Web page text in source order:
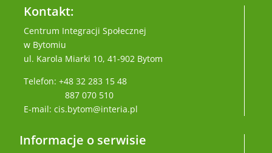
Kontakt:
Centrum Integracji Społecznej
w Bytomiu
ul. Karola Miarki 10, 41-902 Bytom
Telefon: +48 32 283 15 48
887 070 510
E-mail: cis.bytom@interia.pl
Informacje o serwisie